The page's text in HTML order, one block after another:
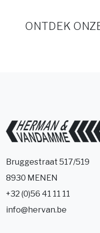
ONTDEK
Bruggestraat 517/519
8930 MENEN
+32 (0)56 41 11 11
info@hervan.be